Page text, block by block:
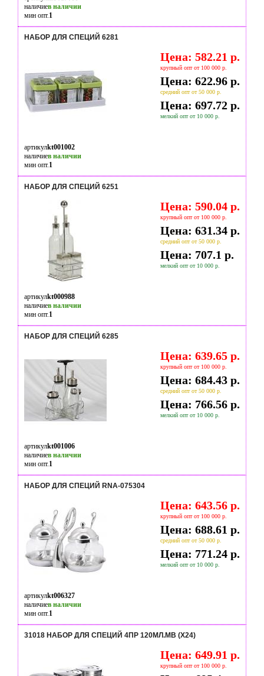
наличиев наличии
мин опт.1
НАБОР ДЛЯ СПЕЦИЙ 6281
Цена: 582.21 р.
крупный опт от 100 000 р.
Цена: 622.96 р.
средний опт от 50 000 р.
Цена: 697.72 р.
мелкий опт от 10 000 р.
артикулkt001002
наличиев наличии
мин опт.1
НАБОР ДЛЯ СПЕЦИЙ 6251
Цена: 590.04 р.
крупный опт от 100 000 р.
Цена: 631.34 р.
средний опт от 50 000 р.
Цена: 707.1 р.
мелкий опт от 10 000 р.
артикулkt000988
наличиев наличии
мин опт.1
НАБОР ДЛЯ СПЕЦИЙ 6285
Цена: 639.65 р.
крупный опт от 100 000 р.
Цена: 684.43 р.
средний опт от 50 000 р.
Цена: 766.56 р.
мелкий опт от 10 000 р.
артикулkt001006
наличиев наличии
мин опт.1
НАБОР ДЛЯ СПЕЦИЙ RNA-075304
Цена: 643.56 р.
крупный опт от 100 000 р.
Цена: 688.61 р.
средний опт от 50 000 р.
Цена: 771.24 р.
мелкий опт от 10 000 р.
артикулkt006327
наличиев наличии
мин опт.1
31018 НАБОР ДЛЯ СПЕЦИЙ 4ПР 120МЛ.MB (Х24)
Цена: 649.91 р.
крупный опт от 100 000 р.